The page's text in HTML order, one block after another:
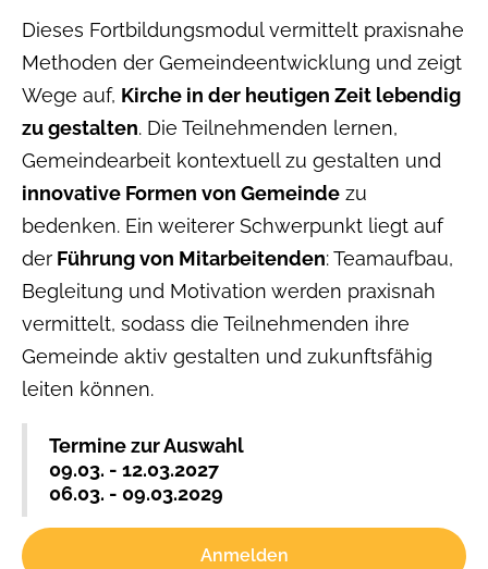
Dieses Fortbildungsmodul vermittelt praxisnahe
Methoden der Gemeindeentwicklung und zeigt
Wege auf, Kirche in der heutigen Zeit lebendig
zu gestalten. Die Teilnehmenden lernen,
Gemeindearbeit kontextuell zu gestalten und
innovative Formen von Gemeinde zu
bedenken. Ein weiterer Schwerpunkt liegt auf
der Führung von Mitarbeitenden: Teamaufbau,
Begleitung und Motivation werden praxisnah
vermittelt, sodass die Teilnehmenden ihre
Gemeinde aktiv gestalten und zukunftsfähig
leiten können.
Termine zur Auswahl
09.03. - 12.03.2027
06.03. - 09.03.2029
Anmelden